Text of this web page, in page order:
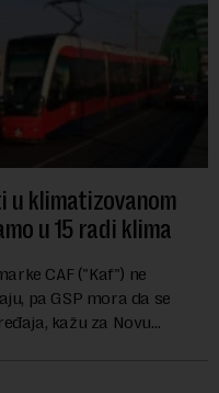
u klimatizovanom
u 15 radi klima
CAF ("Kaf") ne
pa GSP mora da se
kažu za Novu